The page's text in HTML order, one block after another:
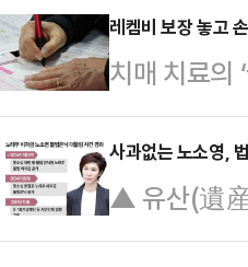
(11만
(65만
를 거…
단절을 강조
지지율 벽을
스탯리서치
난 5∼7일 진
23%로 집
20~30%대
레켐비 보장 놓고
치매 치료의
장이 손해보
련 특약을
약을 출시하
험사에 그쳤
사과없는 노소영,
▲ 유산(遺産
어떤 유산은